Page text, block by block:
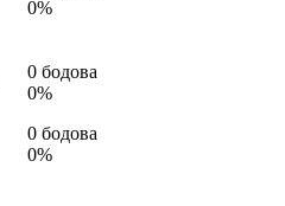
0%
0 бодова
0%
0 бодова
0%